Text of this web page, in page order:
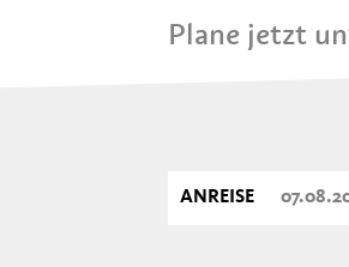
Plane jetzt
ANREISE